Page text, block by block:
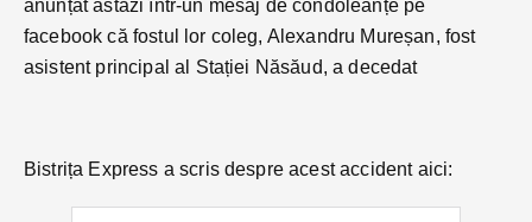
anunțat astăzi într-un mesaj de condoleanțe pe
facebook că fostul lor coleg, Alexandru Mureșan, fost
asistent principal al Stației Năsăud, a decedat
Bistrița Express a scris despre acest accident aici: